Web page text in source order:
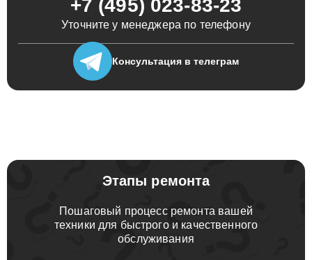
+7 (495) 023-83-23
Пошаговый процесс ремонта вашей
техники для быстрого и качественного